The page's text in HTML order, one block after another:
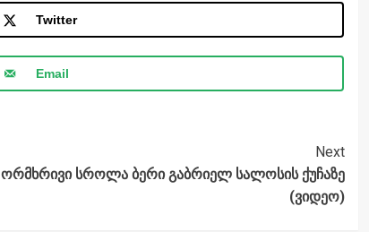
Twitter
Email
Next
ორმხრივი სროლა ბერი გაბრიელ სალოსის ქუჩაზე
(ვიდეო)